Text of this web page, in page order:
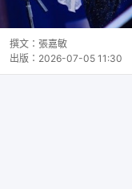
撰文： 張嘉敏
出版： 2026-07-05 11:30